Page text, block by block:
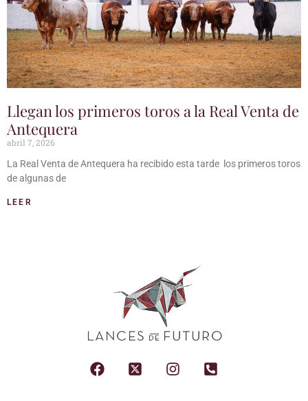
Llegan los primeros toros a la Real Venta de
Antequera
abril 7, 2026
La Real Venta de Antequera ha recibido esta tarde los primeros toros
de algunas de
LEER